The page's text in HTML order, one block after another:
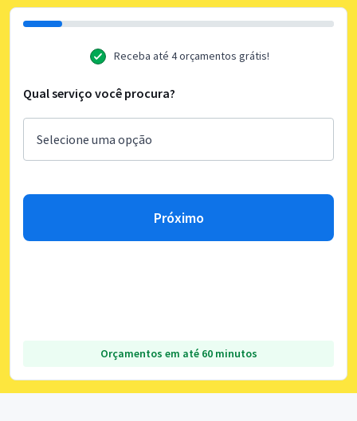
Receba até 4 orçamentos grátis!
Qual serviço você procura?
Próximo
Orçamentos em até 60 minutos